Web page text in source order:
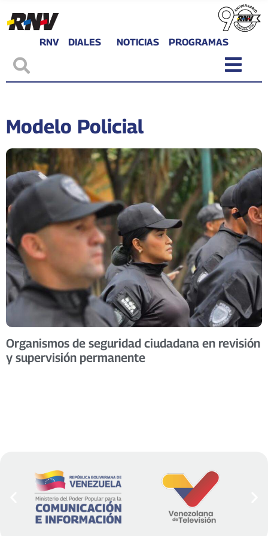
RNV DIALES NOTICIAS PROGRAMAS
Modelo Policial
Organismos de seguridad ciudadana en revisión
y supervisión permanente